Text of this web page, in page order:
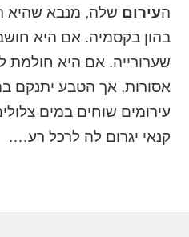
העירום שלה, מנבא שהיא
בהון בקסמיה. אם היא
שערורייה. אם היא חולמת
אסורות, אך הטבע יתנקם
עירומים שוחים במים
קנאי יגרום לה לרכל רע….